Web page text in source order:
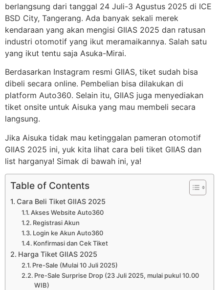
berlangsung dari tanggal 24 Juli-3 Agustus 2025 di ICE
BSD City, Tangerang. Ada banyak sekali merek
kendaraan yang akan mengisi GIIAS 2025 dan ratusan
industri otomotif yang ikut meramaikannya. Salah satu
yang ikut tentu saja Asuka-Mirai.
Berdasarkan Instagram resmi GIIAS, tiket sudah bisa
dibeli secara online. Pembelian bisa dilakukan di
platform Auto360. Selain itu, GIIAS juga menyediakan
tiket onsite untuk Aisuka yang mau membeli secara
langsung.
Jika Aisuka tidak mau ketinggalan pameran otomotif
GIIAS 2025 ini, yuk kita lihat cara beli tiket GIIAS dan
list harganya! Simak di bawah ini, ya!
Table of Contents
Cara Beli Tiket GIIAS 2025
Akses Website Auto360
Registrasi Akun
Login ke Akun Auto360
Konfirmasi dan Cek Tiket
Harga Tiket GIIAS 2025
Pre-Sale (Mulai 10 Juli 2025)
Pre-Sale Surprise Drop (23 Juli 2025, mulai pukul 10.00
WIB)